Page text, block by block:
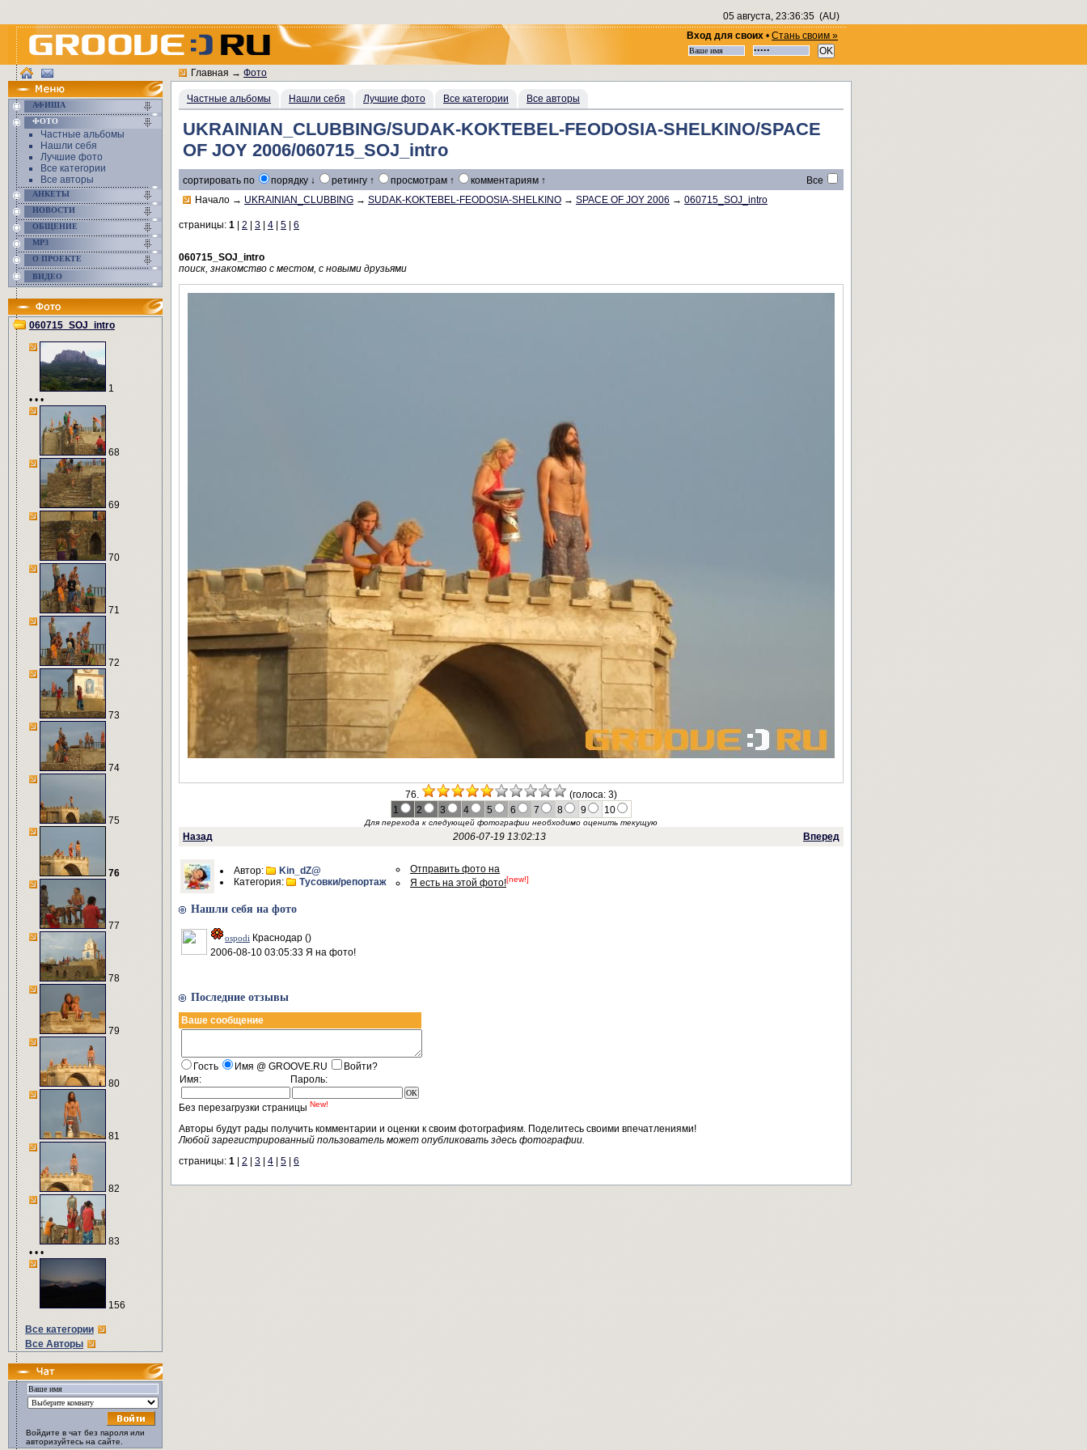
05 августа, 23:36:35(AU)
Вход для своих • Стань своим »
АФИША
ФОТО
Частные альбомы
Нашли себя
Лучшие фото
Все категории
Все авторы
АНКЕТЫ
НОВОСТИ
ОБЩЕНИЕ
MP3
О ПРОЕКТЕ
ВИДЕО
060715_SOJ_intro
1
• • •
68
69
70
71
72
73
74
75
76
77
78
79
80
81
82
83
• • •
156
Все категории
Все Авторы
Войдите в чат без пароля или
авторизуйтесь на сайте.
Главная→Фото
Частные альбомы Нашли себя Лучшие фото Все категории Все авторы
UKRAINIAN_CLUBBING/SUDAK-KOKTEBEL-FEODOSIA-SHELKINO/SPACE
OF JOY 2006/060715_SOJ_intro
сортировать по порядку ↓ ретингу ↑ просмотрам ↑ комментариям ↑
Все
Начало → UKRAINIAN_CLUBBING → SUDAK-KOKTEBEL-FEODOSIA-SHELKINO → SPACE OF JOY 2006 → 060715_SOJ_intro
страницы: 1 2 3 4 5 6
060715_SOJ_intro
поиск, знакомство с местом, с новыми друзьями
76.
(голоса: 3)
1
2 3 4 5 6 7 8 9 10
Для перехода к следующей фотографии необходимо оценить текущую
Назад 2006-07-19 13:02:13 Вперед
Автор:
Kin_dZ@
Категория:
Тусовки/репортаж
Отправить фото на
Я есть на этой фото![new!]
Нашли себя на фото
ospodi Краснодар ()
2006-08-10 03:05:33 Я на фото!
Последние отзывы
Ваше сообщение
Гость Имя @ GROOVE.RU
Войти?
Имя:
Пароль:
Без перезагрузки страницы New!
Авторы будут рады получить комментарии и оценки к своим фотографиям. Поделитесь своими впечатлениями!
Любой зарегистрированный пользователь может опубликовать здесь фотографии.
страницы: 1 2 3 4 5 6